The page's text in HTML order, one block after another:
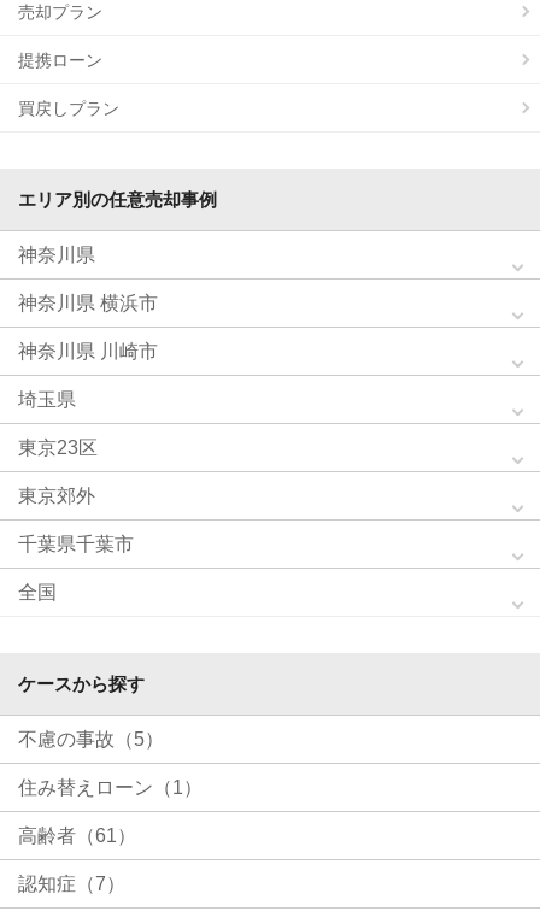
売却プラン
提携ローン
買戻しプラン
エリア別の任意売却事例
神奈川県
神奈川県 横浜市
神奈川県 川崎市
埼玉県
東京23区
東京郊外
千葉県千葉市
全国
ケースから探す
不慮の事故（5）
住み替えローン（1）
高齢者（61）
認知症（7）